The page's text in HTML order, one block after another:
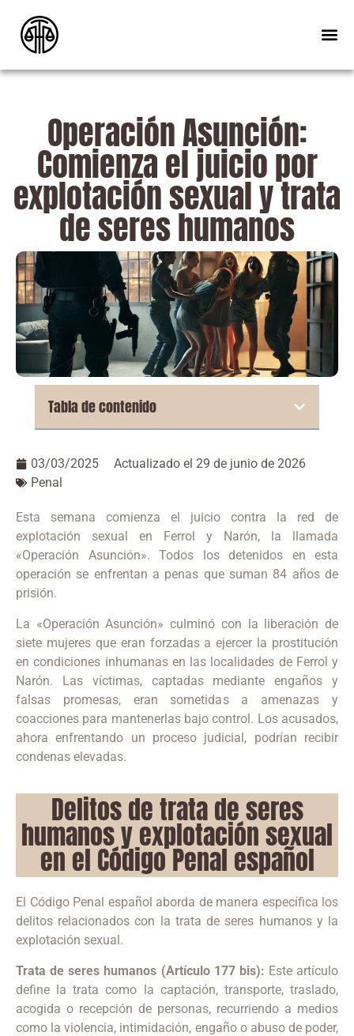
Operación Asunción:
Comienza el juicio por
explotación sexual y trata
de seres humanos
Tabla de contenido
03/03/2025
Actualizado el 29 de junio de 2026
Penal
Esta semana comienza el juicio contra la red de
explotación sexual en Ferrol y Narón, la llamada
«Operación Asunción». Todos
los detenidos en esta
operación se enfrentan a penas que suman 84 años de
prisión.
La «Operación Asunción» culminó con la liberación de
siete mujeres que eran forzadas a ejercer la prostitución
en condiciones inhumanas en las localidades de Ferrol y
Narón.
Las víctimas, captadas mediante engaños y
falsas promesas, eran sometidas a amenazas y
coacciones para mantenerlas bajo control. Los acusados,
ahora enfrentando un proceso judicial, podrían recibir
condenas elevadas.
Delitos de trata de seres
humanos y explotación sexual
en el Código Penal español
El Código Penal español aborda de manera específica los
delitos relacionados con la trata de seres humanos y la
explotación sexual.
Trata de seres humanos (Artículo 177 bis): Este artículo
define la trata como la captación, transporte, traslado,
acogida o recepción de personas, recurriendo a medios
como la violencia, intimidación, engaño o abuso de poder,